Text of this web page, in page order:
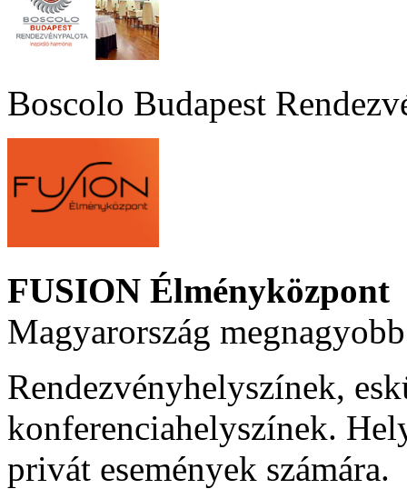
Boscolo Budapest
FUSION Élményközpont
Magyarország
Rendezvényhelyszínek,
konferenciahelyszínek.
privát események számára.